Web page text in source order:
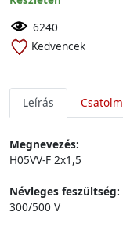
6240
Kedvencek
Leírás
Megnevezés:
H05VV-F 2x1,5
Névleges feszültség:
300/500 V